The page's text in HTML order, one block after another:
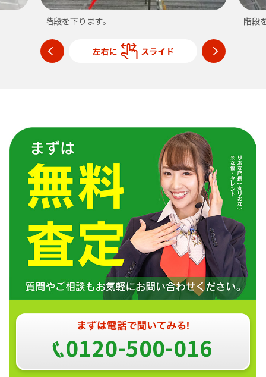
階段を下ります。 階段
0120-500-016